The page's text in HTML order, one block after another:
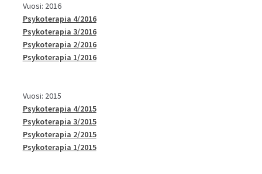
Vuosi: 2016
Psykoterapia 4/2016
Psykoterapia 3/2016
Psykoterapia 2/2016
Psykoterapia 1/2016
Vuosi: 2015
Psykoterapia 4/2015
Psykoterapia 3/2015
Psykoterapia 2/2015
Psykoterapia 1/2015